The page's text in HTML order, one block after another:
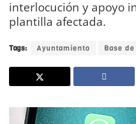
interlocución y apoyo
plantilla afectada.
Tags: Ayuntamiento Base